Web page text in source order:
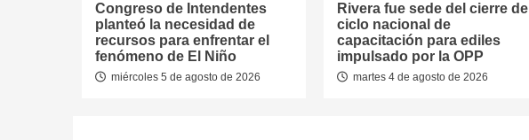
Congreso de Intendentes
planteó la necesidad de
recursos para enfrentar el
fenómeno de El Niño
miércoles 5 de agosto de 2026
Rivera fue sede del cierre del
ciclo nacional de
capacitación para ediles
impulsado por la OPP
martes 4 de agosto de 2026